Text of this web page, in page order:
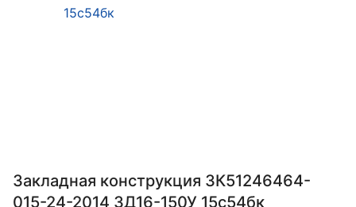
Закладная конструкция ЗК51246464-
015-24-2014 ЗД16-150У 15с54бк